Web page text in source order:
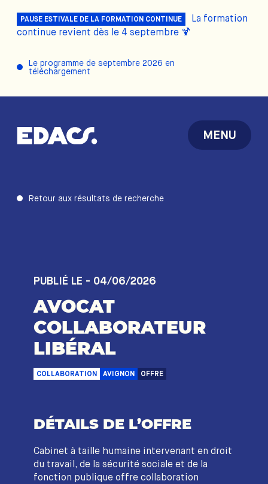
PAUSE ESTIVALE DE LA FORMATION CONTINUE
La formation
continue revient dès le 4 septembre 🍹
Le programme de septembre 2026 en
téléchargement
MENU
Retour aux résultats de recherche
PUBLIÉ LE - 04/06/2026
AVOCAT
COLLABORATEUR
LIBÉRAL
COLLABORATION AVIGNON OFFRE
DÉTAILS DE L’OFFRE
Cabinet à taille humaine intervenant en droit
du travail, de la sécurité sociale et de la
fonction publique offre collaboration